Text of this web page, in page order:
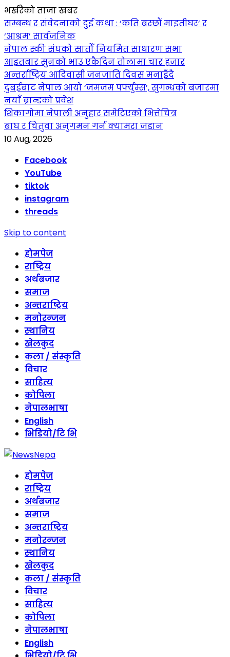
भर्खरैको ताजा खबर
सम्बन्ध र संवेदनाको दुई कथा : ‘कति बस्छौं माइतीघर’ र
‘आश्रम’ सार्वजनिक
नेपाल स्की संघको सातौँ नियमित साधारण सभा
आइतबार सुनको भाउ एकैदिन तोलामा चार हजार
अन्तर्राष्ट्रिय आदिवासी जनजाति दिवस मनाइँदै
दुबईबाट नेपाल आयो ‘जमजम पर्फ्युम्स’, सुगन्धको बजारमा
नयाँ ब्रान्डको प्रवेश
शिकागोमा नेपाली अनुहार समेटिएको भित्तेचित्र
बाघ र चितुवा अनुगमन गर्न क्यामरा जडान
10 Aug, 2026
Facebook
YouTube
tiktok
instagram
threads
Skip to content
होमपेज
राष्ट्रिय
अर्थबजार
समाज
अन्तराष्ट्रिय
मनोरन्जन
स्थानिय
खेलकुद
कला / संस्कृति
विचार
साहित्य
कोपिला
नेपालभाषा
English
भिडियो/टि भि
होमपेज
राष्ट्रिय
अर्थबजार
समाज
अन्तराष्ट्रिय
मनोरन्जन
स्थानिय
खेलकुद
कला / संस्कृति
विचार
साहित्य
कोपिला
नेपालभाषा
English